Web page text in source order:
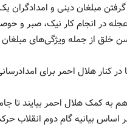
مبلغان دینی و امدادگران
در انجام کار نیک، صبر و
خلق از جمله ویژگی‌های
کنار هلال احمر برای
کمک هلال احمر بیایند تا
اساس بیانیه گام دوم انقلاب